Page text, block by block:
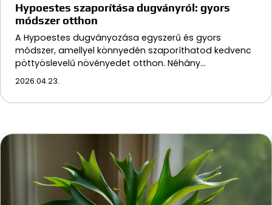
Hypoestes szaporítása dugványról: gyors
módszer otthon
A Hypoestes dugványozása egyszerű és gyors
módszer, amellyel könnyedén szaporíthatod kedvenc
pöttyöslevelű növényedet otthon. Néhány…
2026.04.23.